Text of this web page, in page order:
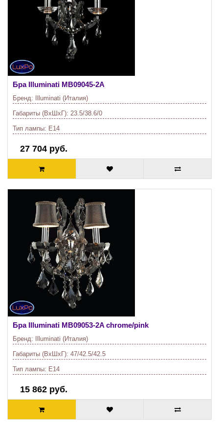
Бра Illuminati MB09045-2A
Бренд: Illuminati (Италия)
Габариты (ВхШхГ): 23.5/38.6/0
Тип лампы: E14
27 704 руб.
Бра Illuminati MB09053-2A chrome/pink
Бренд: Illuminati (Италия)
Габариты (ВхШхГ): 47/42.5/42.5
Тип лампы: E14
15 862 руб.